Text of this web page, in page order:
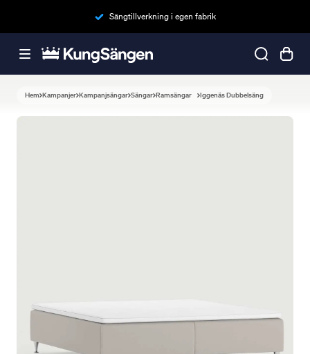
Sängtillverkning i egen fabrik
Hem Kampanjer Kampanjsängar Sängar Ramsängar Iggenäs Dubbelsäng